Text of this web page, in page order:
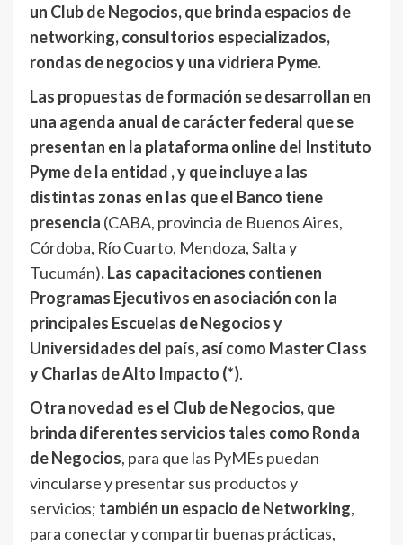
un Club de Negocios, que brinda espacios de
networking, consultorios especializados,
rondas de negocios y una vidriera Pyme.
Las propuestas de formación se desarrollan en
una agenda anual de carácter federal que se
presentan en la plataforma online del Instituto
Pyme de la entidad , y que incluye a las
distintas zonas en las que el Banco tiene
presencia (CABA, provincia de Buenos Aires,
Córdoba, Río Cuarto, Mendoza, Salta y
Tucumán). Las capacitaciones contienen
Programas Ejecutivos en asociación con la
principales Escuelas de Negocios y
Universidades del país, así como Master Class
y Charlas de Alto Impacto (*).
Otra novedad es el Club de Negocios, que
brinda diferentes servicios tales como Ronda
de Negocios, para que las PyMEs puedan
vincularse y presentar sus productos y
servicios; también un espacio de Networking,
para conectar y compartir buenas prácticas,